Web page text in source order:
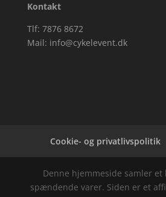
Kontakt
Tlf: 7876 8672
Mail: info@cykelevent.dk
Cookie- og privatlivspolitik
Denne hjemmeside samler
spændende varer. Siden er et